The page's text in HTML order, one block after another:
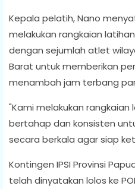
Kepala pelatih, Nano
melakukan rangkaian
dengan sejumlah atlet
Barat untuk memberikan
menambah jam terbang
"Kami melakukan
bertahap dan konsisten
secara berkala agar siap
Kontingen IPSI Provinsi
telah dinyatakan lolos ke